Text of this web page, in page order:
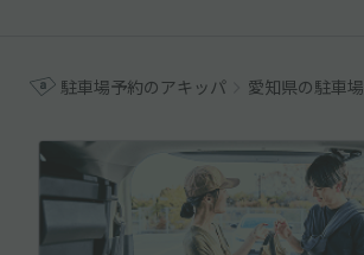
駐車場予約のアキッパ 愛知県の駐車場